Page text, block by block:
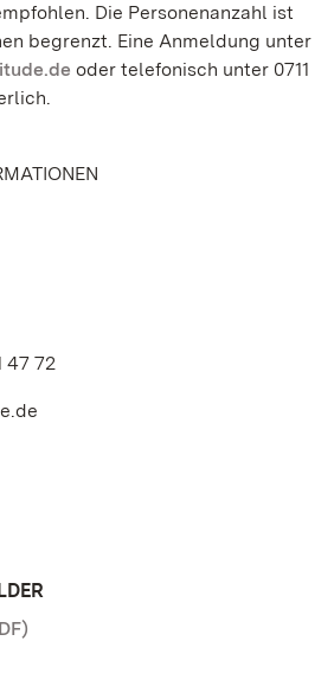
Die Personenanzahl ist
begrenzt. Eine Anmeldung unter
oder telefonisch unter 0711
47 72